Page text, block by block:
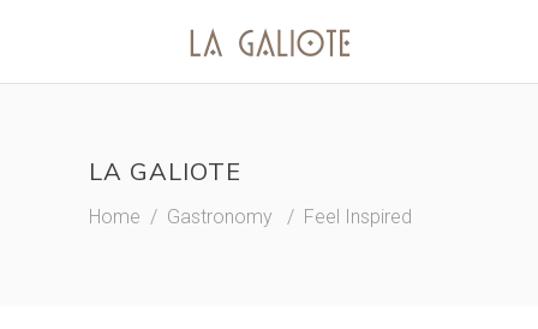
LA GALIOTE
Home / Gastronomy / Feel Inspired